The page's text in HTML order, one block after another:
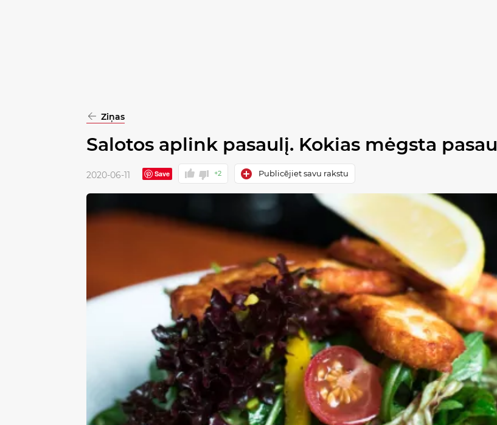
Ziņas
Salotos aplink pasaulį. Kokias mėgsta
2020-06-11 Save +2 Publicējiet savu rakstu